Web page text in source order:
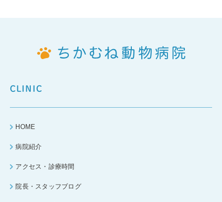
CLINIC
HOME
病院紹介
アクセス・診療時間
院長・スタッフブログ